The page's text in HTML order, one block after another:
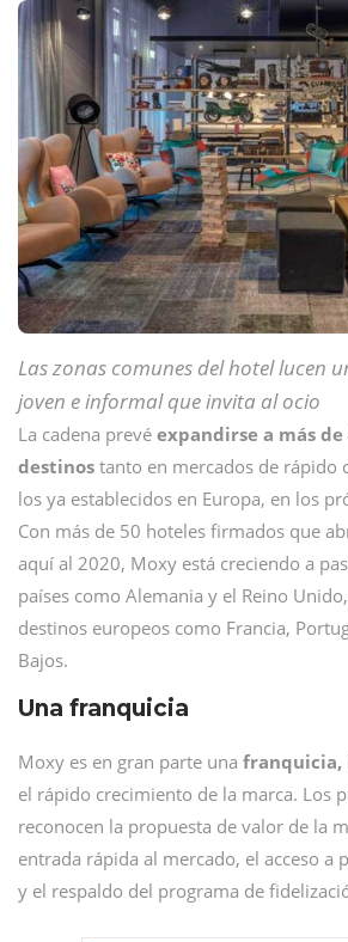
Las zonas comunes del hotel lucen
joven e informal que invita al ocio
La cadena prevé expandirse a más de
destinos tanto en mercados de rápido
los ya establecidos en Europa, en los
Con más de 50 hoteles firmados que
aquí al 2020, Moxy está creciendo a
países como Alemania y el Reino
destinos europeos como Francia,
Bajos.
Una franquicia
Moxy es en gran parte una franquicia,
el rápido crecimiento de la marca. Los
reconocen la propuesta de valor de la
entrada rápida al mercado, el acceso a
y el respaldo del programa de